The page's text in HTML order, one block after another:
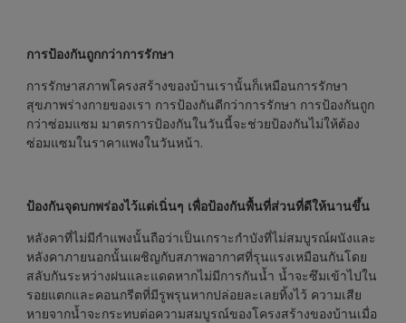
การป้องกันถูกกว่าการรักษา
การรักษาสภาพโครงสร้างของบ้านเรานั้นก็เหมือนการรักษา
สุขภาพร่างกายของเรา การป้องกันดีกว่าการรักษา การป้องกันถูก
กว่าซ่อมแซม มาตรการป้องกันในวันนี้จะช่วยป้องกันไม่ให้ต้อง
ซ่อมแซมในราคาแพงในวันหน้า.
ป้องกันจุดบกพร่องไว้แต่เนิ่นๆ เพื่อป้องกันพื้นที่ส่วนที่ดีให้นานขึ้น
หลังคาที่ไม่มีกำแพงนั้นถือว่าเป็นเกราะกำบังที่ไม่สมบูรณ์ผนังและ
หลังคาภายนอกนั้นเผชิญกับสภาพอากาศที่รุนแรงเหมือนกันโดย
สลับกันระหว่างฝนและแดดหากไม่มีการกันน้ำ น้ำจะซึมเข้าไปใน
รอยแตกและคอนกรีตที่มีรูพรุนหากปล่อยละเลยทิ้งไว้ ความเสีย
หายจากน้ำจะกระทบต่อความสมบูรณ์ของโครงสร้างของบ้านเมื่อ